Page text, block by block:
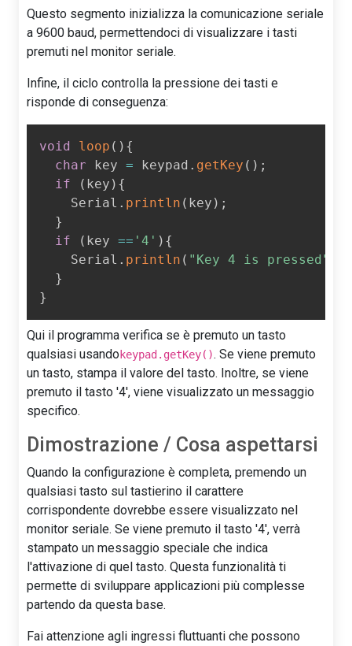
Questo segmento inizializza la comunicazione seriale
a 9600 baud, permettendoci di visualizzare i tasti
premuti nel monitor seriale.
Infine, il ciclo controlla la pressione dei tasti e
risponde di conseguenza:
void loop ( ) {
char key = keypad . getKey ( ) ;
if
( key ) {
    Serial
. println ( key ) ;
}
if
( key == '4' ) {
    Serial
. println ( "Key 4 is pressed"
}
}
Qui il programma verifica se è premuto un tasto
qualsiasi usandokeypad.getKey(). Se viene premuto
un tasto, stampa il valore del tasto. Inoltre, se viene
premuto il tasto '4', viene visualizzato un messaggio
specifico.
Dimostrazione / Cosa aspettarsi
Quando la configurazione è completa, premendo un
qualsiasi tasto sul tastierino il carattere
corrispondente dovrebbe essere visualizzato nel
monitor seriale. Se viene premuto il tasto '4', verrà
stampato un messaggio speciale che indica
l'attivazione di quel tasto. Questa funzionalità ti
permette di sviluppare applicazioni più complesse
partendo da questa base.
Fai attenzione agli ingressi fluttuanti che possono